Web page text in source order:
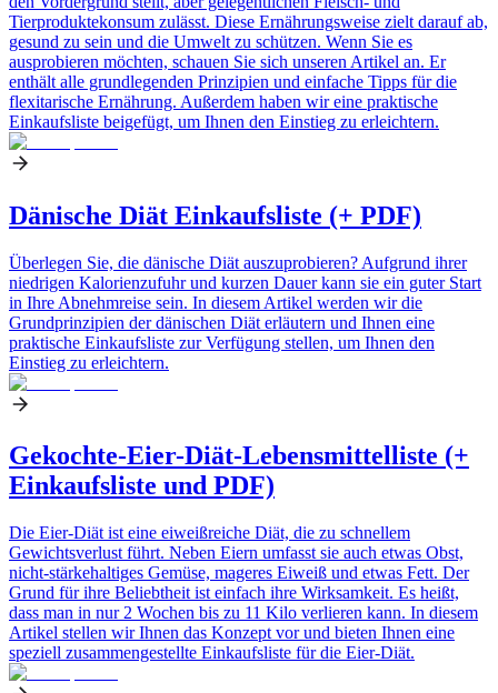
Tierproduktekonsum zulässt. Diese Ernährungsweise zielt darauf ab,
gesund zu sein und die Umwelt zu schützen. Wenn Sie es
ausprobieren möchten, schauen Sie sich unseren Artikel an. Er
enthält alle grundlegenden Prinzipien und einfache Tipps für die
flexitarische Ernährung. Außerdem haben wir eine praktische
Einkaufsliste beigefügt, um Ihnen den Einstieg zu erleichtern.
Dänische Diät Einkaufsliste (+ PDF)
Überlegen Sie, die dänische Diät auszuprobieren? Aufgrund ihrer
niedrigen Kalorienzufuhr und kurzen Dauer kann sie ein guter Start
in Ihre Abnehmreise sein. In diesem Artikel werden wir die
Grundprinzipien der dänischen Diät erläutern und Ihnen eine
praktische Einkaufsliste zur Verfügung stellen, um Ihnen den
Einstieg zu erleichtern.
Gekochte-Eier-Diät-Lebensmittelliste (+
Einkaufsliste und PDF)
Die Eier-Diät ist eine eiweißreiche Diät, die zu schnellem
Gewichtsverlust führt. Neben Eiern umfasst sie auch etwas Obst,
nicht-stärkehaltiges Gemüse, mageres Eiweiß und etwas Fett. Der
Grund für ihre Beliebtheit ist einfach ihre Wirksamkeit. Es heißt,
dass man in nur 2 Wochen bis zu 11 Kilo verlieren kann. In diesem
Artikel stellen wir Ihnen das Konzept vor und bieten Ihnen eine
speziell zusammengestellte Einkaufsliste für die Eier-Diät.